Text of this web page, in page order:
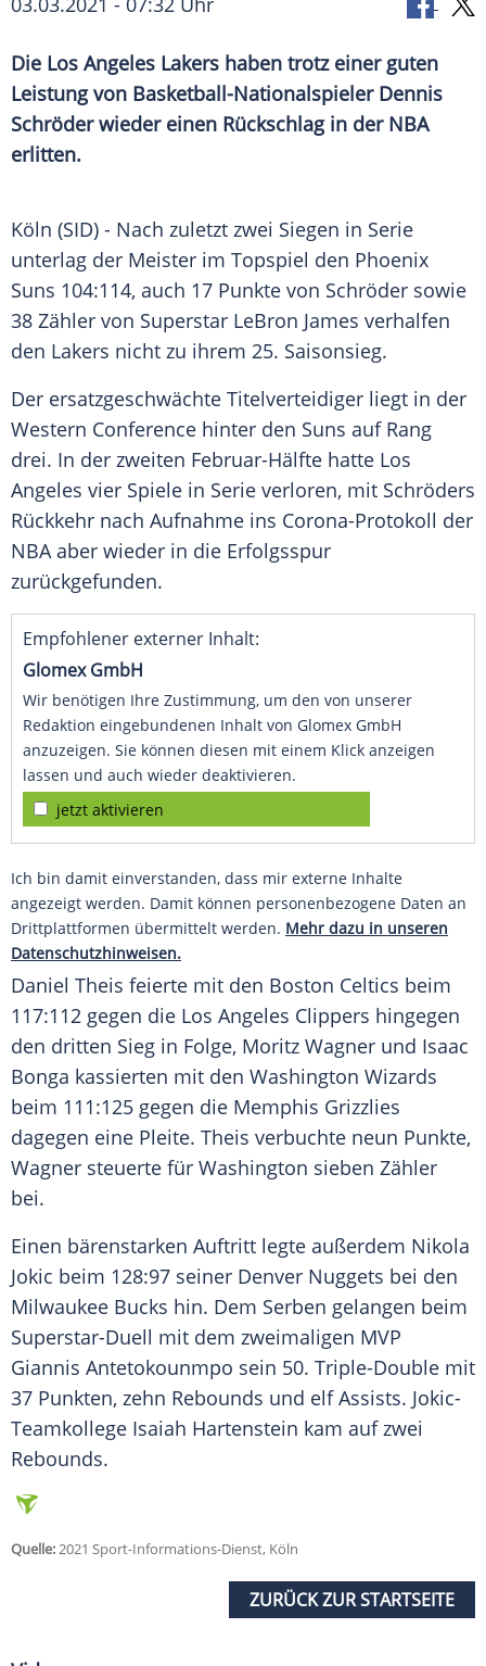
Die Los Angeles Lakers haben trotz einer guten
Leistung von Basketball-Nationalspieler Dennis
Schröderwieder einen Rückschlag in der NBA
erlitten.
Köln (SID) - Nach zuletzt zwei Siegen in Serie
unterlag der Meister im Topspiel den Phoenix
Suns 104:114, auch 17 Punkte von Schröder sowie
38 Zähler von Superstar LeBron James verhalfen
den Lakers nicht zu ihrem 25. Saisonsieg.
Der ersatzgeschwächte Titelverteidiger liegt in der
Western Conference hinter den Suns auf Rang
drei. In der zweiten Februar-Hälfte hatte Los
Angeles vier Spiele in Serie verloren, mit Schröders
Rückkehr nach Aufnahme ins Corona-Protokoll der
NBAaber wieder in die Erfolgsspur
zurückgefunden.
Empfohlener externer Inhalt:
Glomex GmbH
Wir benötigen Ihre Zustimmung, um den von unserer
Redaktion eingebundenen Inhalt von Glomex GmbH
anzuzeigen. Sie können diesen mit einem Klick anzeigen
lassen und auch wieder deaktivieren.
jetzt aktivieren
Ich bin damit einverstanden, dass mir externe Inhalte
angezeigt werden. Damit können personenbezogene Daten an
Drittplattformen übermittelt werden. Mehr dazu in unseren
Datenschutzhinweisen.
Daniel Theis feierte mit den Boston Celtics beim
117:112 gegen die Los Angeles Clippers hingegen
den dritten Sieg in Folge, Moritz Wagner und Isaac
Bonga kassierten mit den Washington Wizards
beim 111:125 gegen die Memphis Grizzlies
dagegen eine Pleite. Theis verbuchte neun Punkte,
Wagner steuerte für Washington sieben Zähler
bei.
Einen bärenstarken Auftritt legte außerdem Nikola
Jokic beim 128:97 seiner Denver Nuggets bei den
Milwaukee Bucks hin. Dem Serben gelangen beim
Superstar-Duell mit dem zweimaligen MVP
Giannis Antetokounmpo sein 50. Triple-Double mit
37 Punkten, zehn Rebounds und elf Assists. Jokic-
Teamkollege Isaiah Hartenstein kam auf zwei
Rebounds.
Quelle:2021 Sport-Informations-Dienst, Köln
ZURÜCK ZUR STARTSEITE